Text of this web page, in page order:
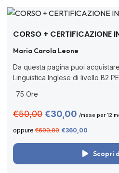
CORSO + CERTIFICAZIONE
Maria Carola Leone
Da questa pagina puoi
Linguistica Inglese di livello B2
62/2022 con nuova nota prot....
75 Ore
€50,00 €30,00 /mese per 12
oppure €600,00 €360,00
Scopri